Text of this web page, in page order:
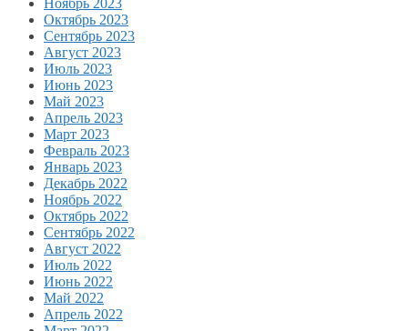
Ноябрь 2023
Октябрь 2023
Сентябрь 2023
Август 2023
Июль 2023
Июнь 2023
Май 2023
Апрель 2023
Март 2023
Февраль 2023
Январь 2023
Декабрь 2022
Ноябрь 2022
Октябрь 2022
Сентябрь 2022
Август 2022
Июль 2022
Июнь 2022
Май 2022
Апрель 2022